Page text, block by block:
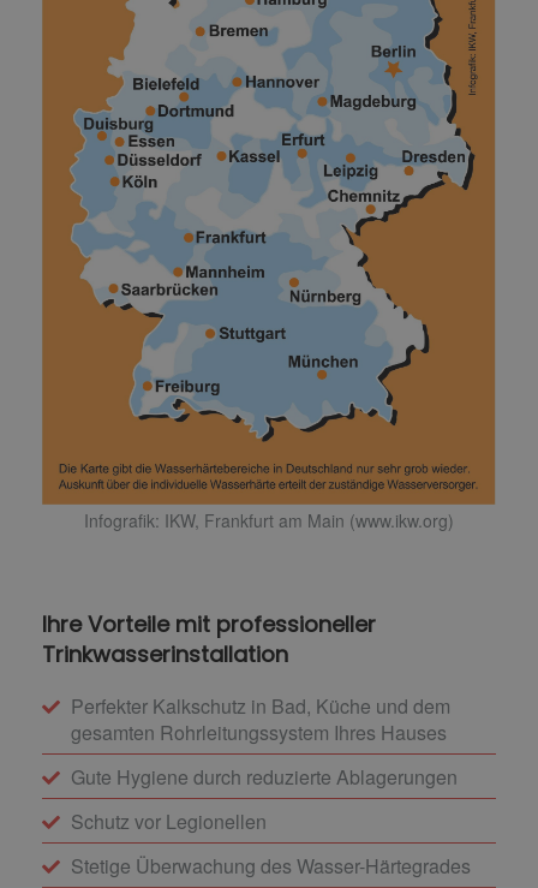
Infografik: IKW, Frankfurt am Main (www.ikw.org)
Ihre Vorteile mit professioneller
Trinkwasserinstallation
Perfekter Kalkschutz in Bad, Küche und dem
gesamten Rohrleitungssystem Ihres Hauses
Gute Hygiene durch reduzierte Ablagerungen
Schutz vor Legionellen
Stetige Überwachung des Wasser-Härtegrades